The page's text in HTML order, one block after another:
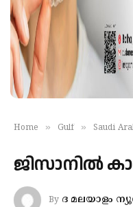
Home » Gulf » Saudi
ജിസാനില്‍
By ദ മലയാളം